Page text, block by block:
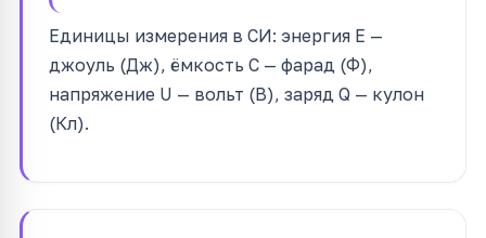
Единицы измерения в СИ: энергия E —
джоуль (Дж), ёмкость C — фарад (Ф),
напряжение U — вольт (В), заряд Q — кулон
(Кл).